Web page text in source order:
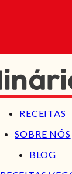
RECEITAS
SOBRE NÓS
BLOG